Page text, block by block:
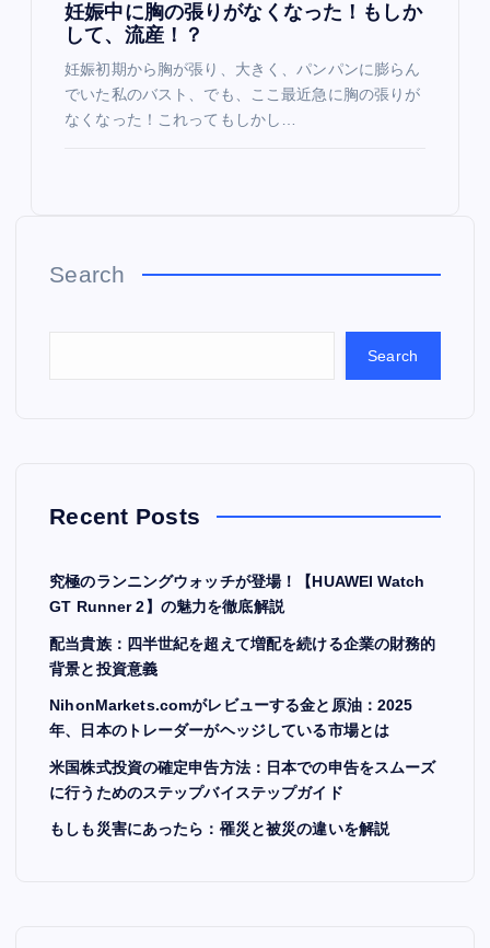
妊娠中に胸の張りがなくなった！もしか
して、流産！？
妊娠初期から胸が張り、大きく、パンパンに膨らん
でいた私のバスト、でも、ここ最近急に胸の張りが
なくなった！これってもしかし…
Search
Search
Recent Posts
究極のランニングウォッチが登場！【HUAWEI Watch
GT Runner 2】の魅力を徹底解説
配当貴族：四半世紀を超えて増配を続ける企業の財務的
背景と投資意義
NihonMarkets.comがレビューする金と原油：2025
年、日本のトレーダーがヘッジしている市場とは
米国株式投資の確定申告方法：日本での申告をスムーズ
に行うためのステップバイステップガイド
もしも災害にあったら：罹災と被災の違いを解説